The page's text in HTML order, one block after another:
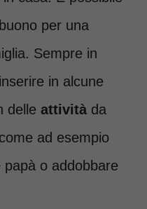
per una
Sempre in
in alcune
delle attività da
ad esempio
o addobbare